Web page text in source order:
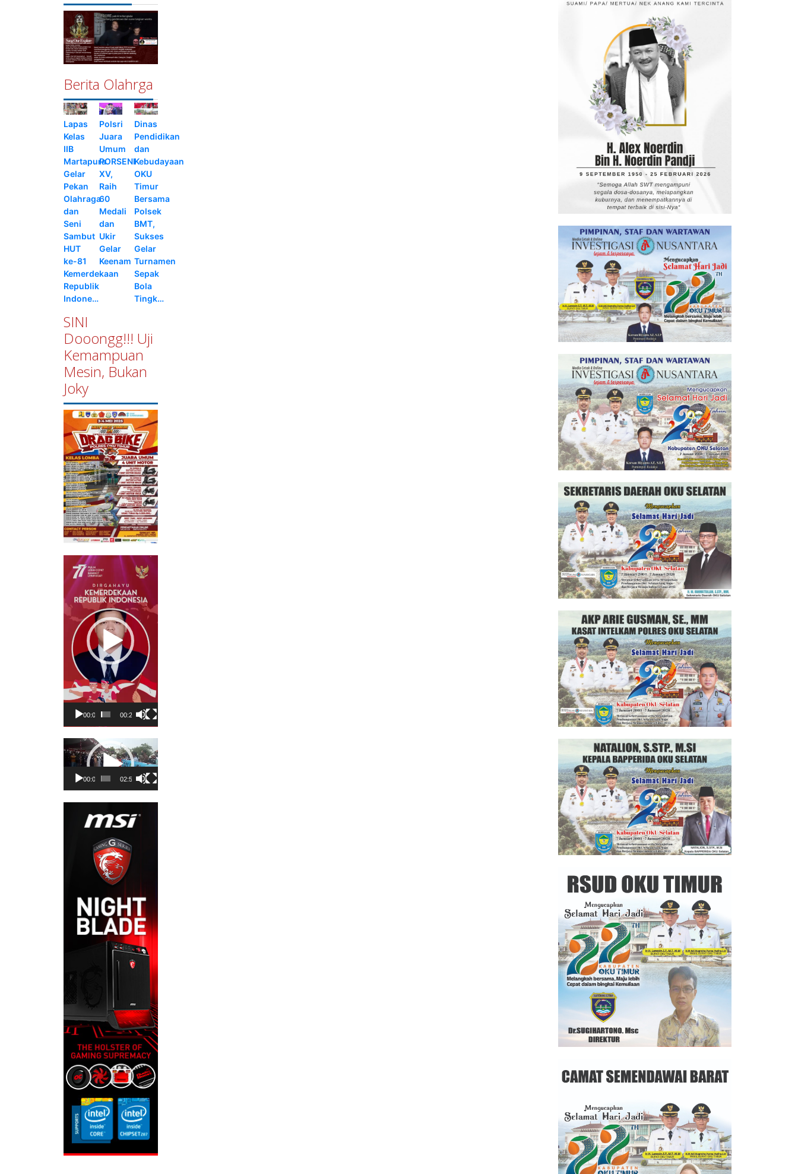
Berita Olahrga
Lapas
Kelas
IIB
Martapura
Gelar
Pekan
Olahraga
dan
Seni
Sambut
HUT
ke-81
Kemerdekaan
Republik
Indone…
Polsri
Juara
Umum
PORSENI
XV,
Raih
60
Medali
dan
Ukir
Gelar
Keenam
Dinas
Pendidikan
dan
Kebudayaan
OKU
Timur
Bersama
Polsek
BMT,
Sukses
Gelar
Turnamen
Sepak
Bola
Tingk…
SINI
Dooongg!!! Uji
Kemampuan
Mesin, Bukan
Joky
Pemutar
Video
00:00 00:23
Pemutar
Video
00:00 02:50